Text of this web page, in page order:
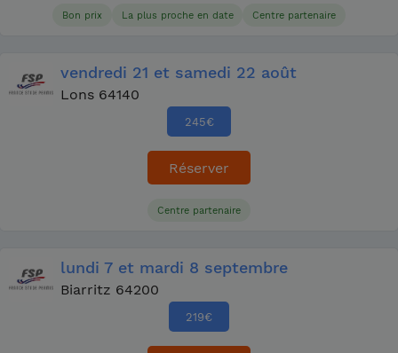
Bon prix La plus proche en date Centre partenaire
vendredi 21 et samedi 22 août
Lons 64140
245€
Réserver
Centre partenaire
lundi 7 et mardi 8 septembre
Biarritz 64200
219€